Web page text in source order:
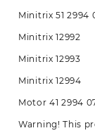
Minitrix 51 2994
Minitrix 12992
Minitrix 12993
Minitrix 12994
Motor 41 2994
Warning! This